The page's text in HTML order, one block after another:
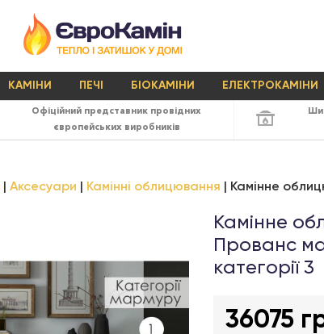
КАМІНИ ПЕЧІ БІОКАМІНИ ЕЛЕКТРОКАМІНИ
Офіційний представник провідних
європейських виробників
Аксесуари Камінні облицювання Камінне
Камінне
Прованс
категорії 3
36075